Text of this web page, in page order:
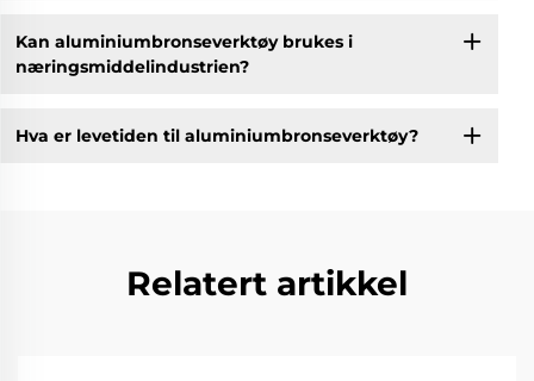
Kan aluminiumbronseverktøy brukes i
næringsmiddelindustrien?
Hva er levetiden til aluminiumbronseverktøy?
Relatert artikkel